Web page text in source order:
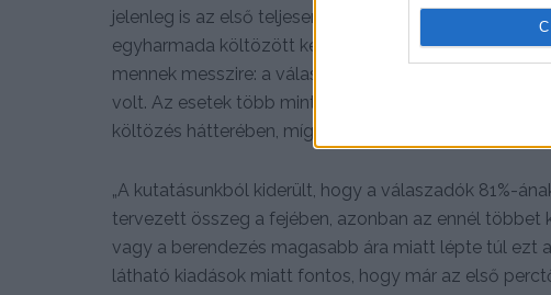
jelenleg is az első teljesen vagy részben saját
egyharmada költözött kétszer vagy annál többször
mennek messzire: a válaszadók 57%-ának az összes
volt. Az esetek több mint felében (54%) nagyobb
költözés hátterében, míg mindössze minden tizedik
„A kutatásunkból kiderült, hogy a válaszadók 81%-
tervezett összeg a fejében, azonban az ennél
vagy a berendezés magasabb ára miatt lépte túl ezt
látható kiadások miatt fontos, hogy már az első